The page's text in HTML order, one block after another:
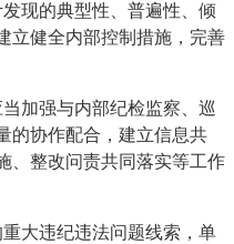
的典型性、普遍性、倾
立健全内部控制措施，完善
强与内部纪检监察、巡
的协作配合，建立信息共
、整改问责共同落实等工作
违纪违法问题线索，单